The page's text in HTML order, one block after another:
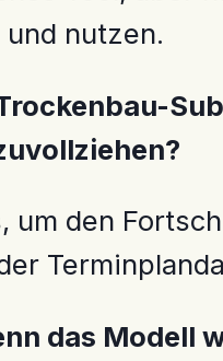
nutzen.
um den
das Modell